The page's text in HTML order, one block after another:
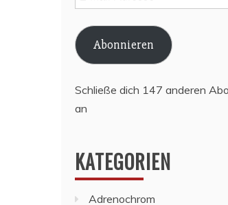
Mail-
Adresse
Abonnieren
Schließe dich 147 anderen
an
KATEGORIEN
Adrenochrom